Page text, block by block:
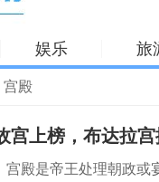
娱乐 旅
宫殿
宫上榜，布达拉
宫殿是帝王处理朝政或